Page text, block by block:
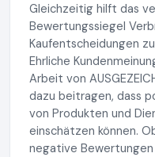
Gleichzeitig hilft das
Bewertungssiegel
Kaufentscheidungen
Ehrliche
Arbeit von
dazu beitragen, dass
von Produkten und
einschätzen können.
negative